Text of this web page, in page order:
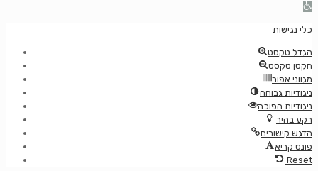
כלי נגישות
הגדל טקסט
הקטן טקסט
מגווני אפור
ניגודיות גבוהה
ניגודיות הפוכה
רקע בהיר
הדגש קישורים
פונט קריא
Reset